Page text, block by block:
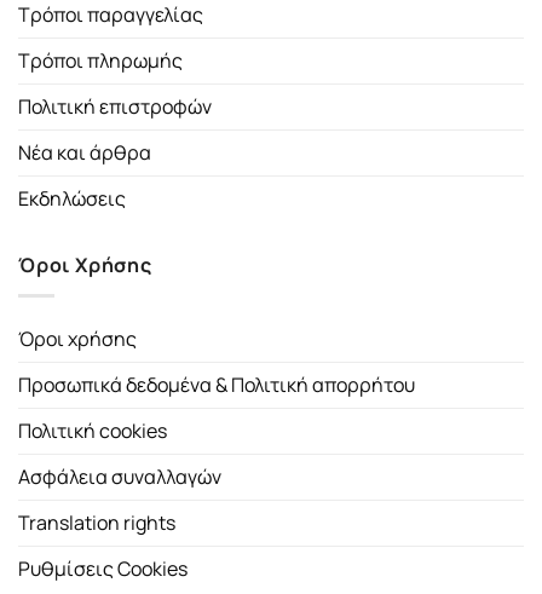
Τρόποι παραγγελίας
Τρόποι πληρωμής
Πολιτική επιστροφών
Νέα και άρθρα
Εκδηλώσεις
Όροι Χρήσης
Όροι χρήσης
Προσωπικά δεδομένα & Πολιτική απορρήτου
Πολιτική cookies
Ασφάλεια συναλλαγών
Translation rights
Ρυθμίσεις Cookies